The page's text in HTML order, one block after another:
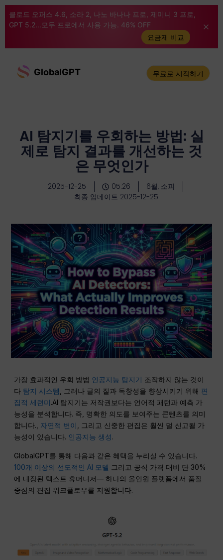
클로드 오퍼스 4.6, 소라 2, 나노 바나나 프로, 제미니 3 프로,
GPT 5.2...모두 프로에서 사용 가능. 46% OFF
요금제 비교
GlobalGPT 무료로 시작하기
AI 탐지기를 우회하는 방법: 실
제로 탐지 결과를 개선하는 것
은 무엇인가
2025-12-25 05:26
6월, 소피
최종 업데이트 2025-12-25
가장 효과적인 우회 방법 인공지능 탐지기 조작하지 않는 것이
다 탐지 시스템 , 그러나 글의 질과 독창성을 향상시키기 위해 편
집적 세련미.AI 탐지기는 저작권보다는 언어적 패턴과 예측 가
능성을 분석합니다. 즉, 명확한 의도를 보여주는 콘텐츠를 의미
합니다., 자연적 변이
, 그리고 신중한 편집은 훨씬 덜 신고될 가
능성이 있습니다. 인공지능 생성.
GlobalGPT를 통해 다음과 같은 혜택을 누리실 수 있습니다.
100개 이상의 선도적인 AI 모델 그리고 공식 가격 대비 단 30%
에 내장된 텍스트 휴머니저— 하나의 올인원 플랫폼에서 품질
중심의 편집 워크플로우를 지원합니다.